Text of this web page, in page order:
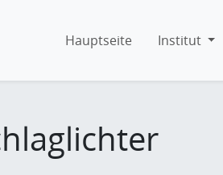
Hauptseite Institut